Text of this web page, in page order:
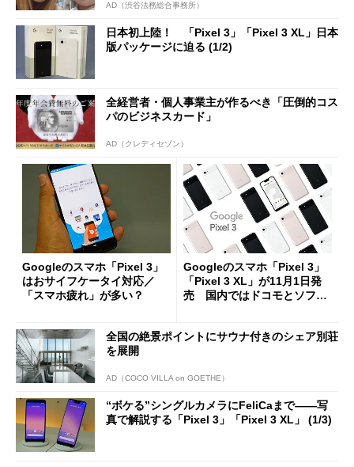
AD（渋谷法務総合事務所）
日本初上陸！ 「Pixel 3」「Pixel 3 XL」日本
版パッケージに迫る (1/2)
全経営者・個人事業主が作るべき「圧倒的コス
パのビジネスカード」
AD（クレディセゾン）
Googleのスマホ「Pixel 3」
はおサイフケータイ対応／
「スマホ疲れ」が多い？
Googleのスマホ「Pixel 3」
「Pixel 3 XL」が11月1日発
売 国内ではドコモとソフト
全国の絶景ポイントにサウナ付きのシェア別荘
を展開
AD（COCO VILLA on GOETHE）
“ボケる”シングルカメラにFeliCaまで――写
真で解説する「Pixel 3」「Pixel 3 XL」 (1/3)